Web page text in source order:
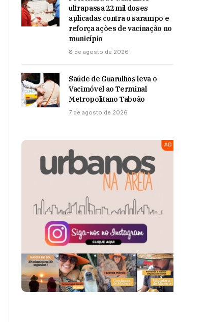
ultrapassa 22 mil doses
aplicadas contra o sarampo e
reforça ações de vacinação no
município
8 de agosto de 2026
Saúde de Guarulhos leva o
Vacimóvel ao Terminal
Metropolitano Taboão
7 de agosto de 2026